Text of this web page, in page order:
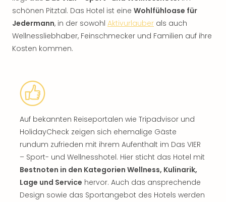
schönen Pitztal. Das Hotel ist eine Wohlfühloase für
Jedermann, in der sowohl Aktivurlauber als auch
Wellnessliebhaber, Feinschmecker und Familien auf ihre
Kosten kommen.
Auf bekannten Reiseportalen wie Tripadvisor und
HolidayCheck zeigen sich ehemalige Gäste
rundum zufrieden mit ihrem Aufenthalt im Das VIER
– Sport- und Wellnesshotel. Hier sticht das Hotel mit
Bestnoten in den Kategorien Wellness, Kulinarik,
Lage und Service hervor. Auch das ansprechende
Design sowie das Sportangebot des Hotels werden